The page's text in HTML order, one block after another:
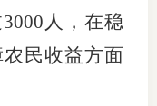
人，在稳
民收益方面